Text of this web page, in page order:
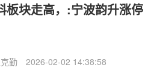
板块走高，:宁波韵升涨停
勤 2026-02-02 14:38:58